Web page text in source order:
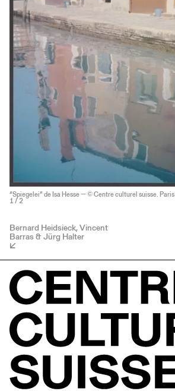
“Spiegelei” de Isa Hesse — © Centre culturel suisse. Paris
1 / 2
Bernard Heidsieck, Vincent
Barras & Jürg Halter